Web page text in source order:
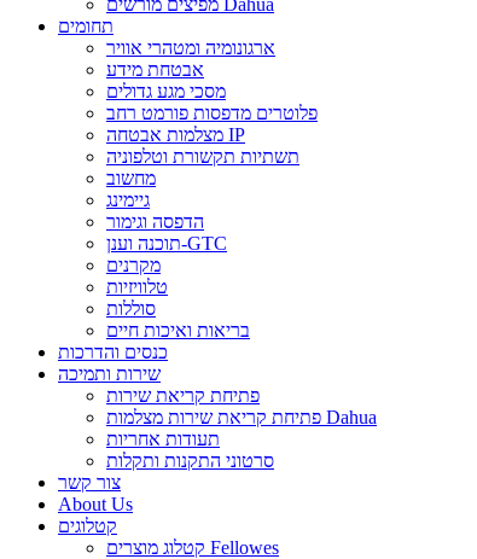
מפיצים מורשים Dahua
תחומים
ארגונומיה ומטהרי אוויר
אבטחת מידע
מסכי מגע גדולים
פלוטרים מדפסות פורמט רחב
מצלמות אבטחה IP
תשתיות תקשורת וטלפוניה
מחשוב
גיימינג
הדפסה וגימור
תוכנה וענן-GTC
מקרנים
טלוויזיות
סוללות
בריאות ואיכות חיים
כנסים והדרכות
שירות ותמיכה
פתיחת קריאת שירות
פתיחת קריאת שירות מצלמות Dahua
תעודות אחריות
סרטוני התקנות ותקלות
צור קשר
About Us
קטלוגים
קטלוג מוצרים Fellowes